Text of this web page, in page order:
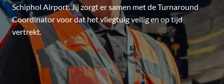
Schiphol Airport. Jij zorgt er samen met de Turnaround
Coordinator voor dat het vliegtuig veilig en op tijd
vertrekt.